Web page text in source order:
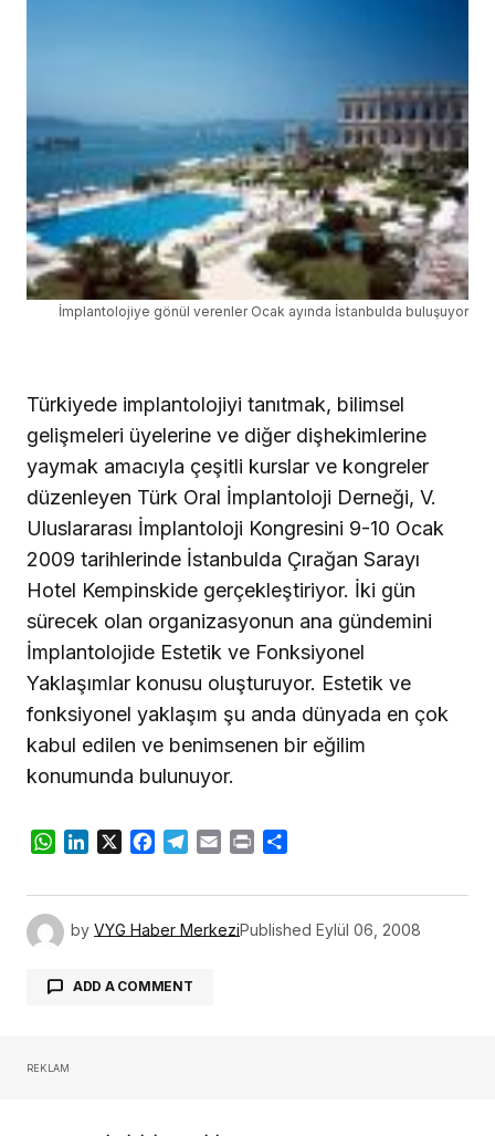
İmplantolojiye gönül verenler Ocak ayında İstanbulda buluşuyor
Türkiyede implantolojiyi tanıtmak, bilimsel
gelişmeleri üyelerine ve diğer dişhekimlerine
yaymak amacıyla çeşitli kurslar ve kongreler
düzenleyen Türk Oral İmplantoloji Derneği, V.
Uluslararası İmplantoloji Kongresini 9-10 Ocak
2009 tarihlerinde İstanbulda Çırağan Sarayı
Hotel Kempinskide gerçekleştiriyor. İki gün
sürecek olan organizasyonun ana gündemini
İmplantolojide Estetik ve Fonksiyonel
Yaklaşımlar konusu oluşturuyor. Estetik ve
fonksiyonel yaklaşım şu anda dünyada en çok
kabul edilen ve benimsenen bir eğilim
konumunda bulunuyor.
WhatsApp
LinkedIn
X Facebook
Telegram
Email Print
by VYG Haber MerkeziPublished Eylül 06, 2008
ADD A COMMENT
REKLAM